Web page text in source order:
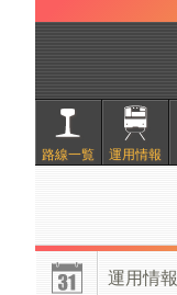
路線一覧 運用情報
運用情報